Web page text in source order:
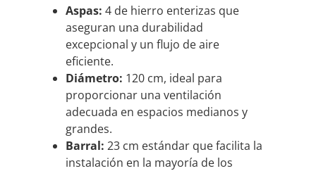
Aspas: 4 de hierro enterizas que
aseguran una durabilidad
excepcional y un flujo de aire
eficiente.
Diámetro: 120 cm, ideal para
proporcionar una ventilación
adecuada en espacios medianos y
grandes.
Barral: 23 cm estándar que facilita la
instalación en la mayoría de los